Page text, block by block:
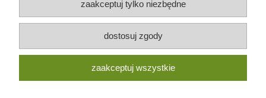
Formy płatności i rezerwacje
Moje konto
zaakceptuj tylko niezbędne
dostosuj zgody
zaakceptuj wszystkie